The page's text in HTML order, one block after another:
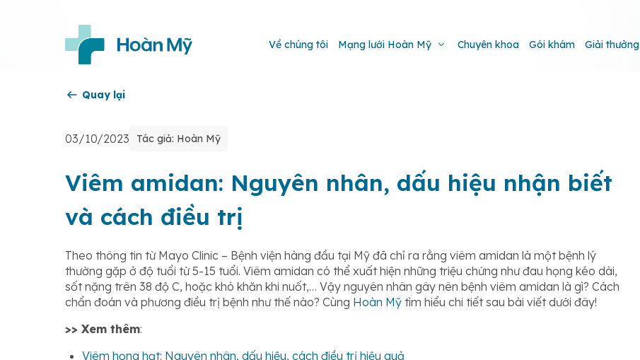
Về chúng tôi Mạng lưới Hoàn Mỹ Chuyên khoa Gói khám Giải thưởng
Quay lại
03/10/2023 Tác giả: Hoàn Mỹ
Viêm amidan: Nguyên nhân, dấu hiệu nhận biết
và cách điều trị
Theo thông tin từ Mayo Clinic – Bệnh viện hàng đầu tại Mỹ đã chỉ ra rằng viêm amidan là một bệnh lý
thường gặp ở độ tuổi từ 5-15 tuổi. Viêm amidan có thể xuất hiện những triệu chứng như đau họng kéo dài,
sốt nặng trên 38 độ C, hoặc khó khăn khi nuốt,… Vậy nguyên nhân gây nên bệnh viêm amidan là gì? Cách
chẩn đoán và phương điều trị bệnh như thế nào? Cùng Hoàn Mỹ tìm hiểu chi tiết sau bài viết dưới đây!
>> Xem thêm:
Viêm họng hạt: Nguyên nhân, dấu hiệu, cách điều trị hiệu quả